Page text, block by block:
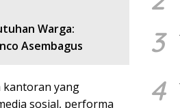
Warga:
Asembagus
kantoran yang
sosial, performa
3
4